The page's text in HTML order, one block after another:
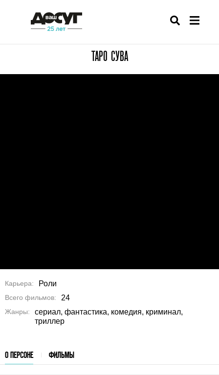
ТАРО СУВА
Карьера Роли
Всего фильмов 24
Жанры
сериал, фантастика, комедия, криминал,
триллер
О ПЕРСОНЕ ФИЛЬМЫ